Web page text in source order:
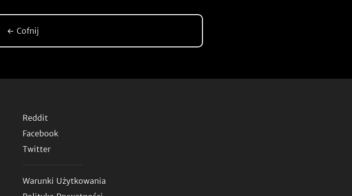
← Cofnij
Reddit
Facebook
Twitter
Warunki Użytkowania